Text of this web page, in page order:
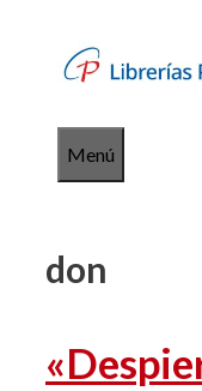
contenido
Menú
don